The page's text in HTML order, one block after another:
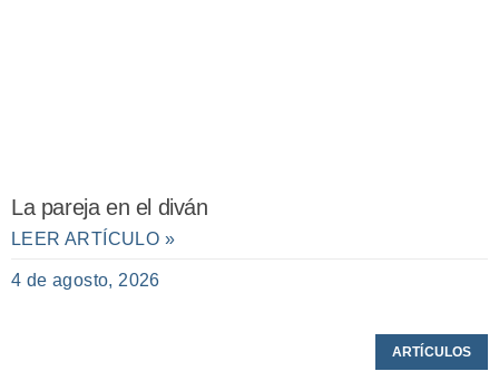
La pareja en el diván
LEER ARTÍCULO »
4 de agosto, 2026
ARTÍCULOS